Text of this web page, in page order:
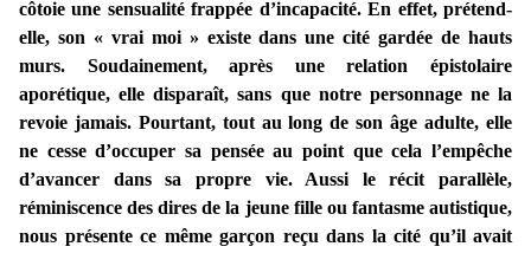
côtoie une sensualité frappée d’incapacité. En effet, prétend-
elle, son « vrai moi » existe dans une cité gardée de hauts
murs. Soudainement, après une relation épistolaire
aporétique, elle disparaît, sans que notre personnage ne la
revoie jamais. Pourtant, tout au long de son âge adulte, elle
ne cesse d’occuper sa pensée au point que cela l’empêche
d’avancer dans sa propre vie. Aussi le récit parallèle,
réminiscence des dires de la jeune fille ou fantasme autistique,
nous présente ce même garçon reçu dans la cité qu’il avait